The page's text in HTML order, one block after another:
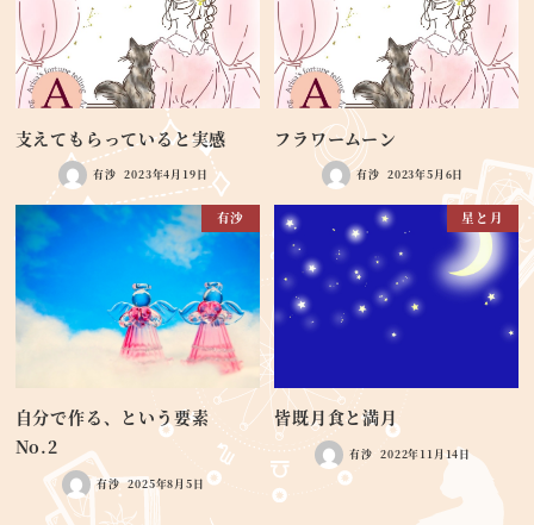
支えてもらっていると実感
有沙 2023年4月19日
フラワームーン
有沙 2023年5月6日
有沙
自分で作る、という要素
No.2
有沙 2025年8月5日
星と月
皆既月食と満月
有沙 2022年11月14日